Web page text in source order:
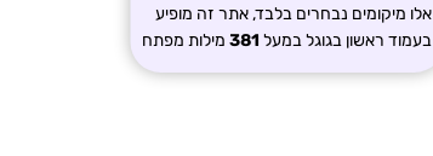
אלו מיקומים נבחרים בלבד, אתר זה מופיע
בעמוד ראשון בגוגל במעל 381 מילות מפתח